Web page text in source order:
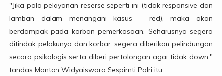
"Jika pola pelayanan reserse seperti ini (tidak responsive dan
lamban dalam menangani kasus – red), maka akan
berdampak pada korban pemerkosaan. Seharusnya segera
ditindak pelakunya dan korban segera diberikan pelindungan
secara psikologis serta diberi pertolongan agar tidak down,"
tandas Mantan Widyaiswara Sespimti Polri itu.